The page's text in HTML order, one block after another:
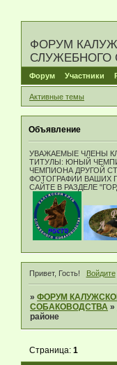
ФОРУМ
СЛУЖЕБНОГО
Форум Участники
Активные темы
Объявление
УВАЖАЕМЫЕ ЧЛЕНЫ
ТИТУЛЫ: ЮНЫЙ
ЧЕМПИОНА ДРУГОЙ
ФОТОГРАФИИ ВАШИХ
САЙТЕ В РАЗДЕЛЕ
Привет, Гость! Войдите
»ФОРУМ
СОБАКОВОДСТВА »
районе
Страница:1